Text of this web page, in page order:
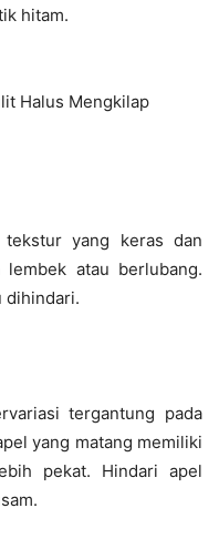
hitam.
yang keras dan
atau berlubang.
dihindari.
tergantung pada
yang matang memiliki
pekat. Hindari apel